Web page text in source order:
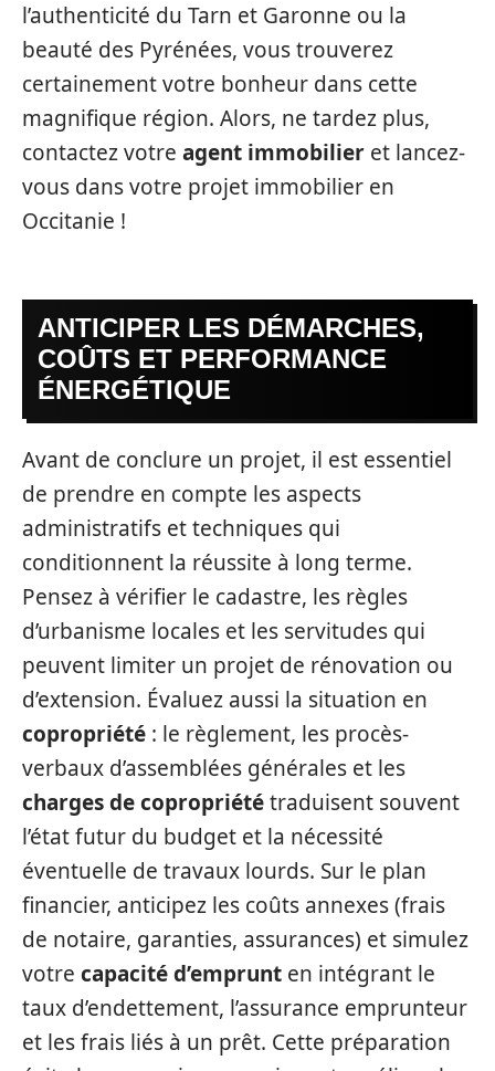
l’authenticité du Tarn et Garonne ou la
beauté des Pyrénées, vous trouverez
certainement votre bonheur dans cette
magnifique région. Alors, ne tardez plus,
contactez votre agent immobilier et lancez-
vous dans votre projet immobilier en
Occitanie !
ANTICIPER LES DÉMARCHES,
COÛTS ET PERFORMANCE
ÉNERGÉTIQUE
Avant de conclure un projet, il est essentiel
de prendre en compte les aspects
administratifs et techniques qui
conditionnent la réussite à long terme.
Pensez à vérifier le cadastre, les règles
d’urbanisme locales et les servitudes qui
peuvent limiter un projet de rénovation ou
d’extension. Évaluez aussi la situation en
copropriété : le règlement, les procès-
verbaux d’assemblées générales et les
charges de copropriététraduisent souvent
l’état futur du budget et la nécessité
éventuelle de travaux lourds. Sur le plan
financier, anticipez les coûts annexes (frais
de notaire, garanties, assurances) et simulez
votre capacité d’emprunt en intégrant le
taux d’endettement, l’assurance emprunteur
et les frais liés à un prêt. Cette préparation